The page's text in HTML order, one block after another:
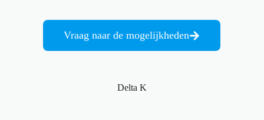
Vraag naar de mogelijkheden
Delta K